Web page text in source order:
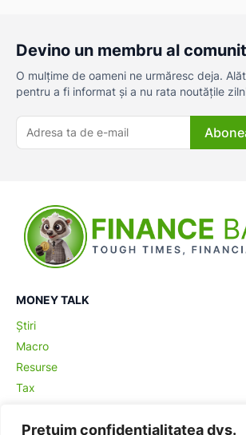
Prețuim confidențialitatea dvs.
Devino un membru al
O mulțime de oameni ne urmăresc deja.
pentru a fi informat și a nu rata noutățile
MONEY TALK
Știri
Macro
Resurse
Tax
Contabilitate